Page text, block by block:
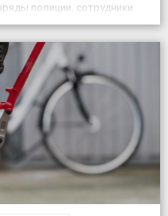
полиции, сотрудники
уголовного розыска.
кинолога […]